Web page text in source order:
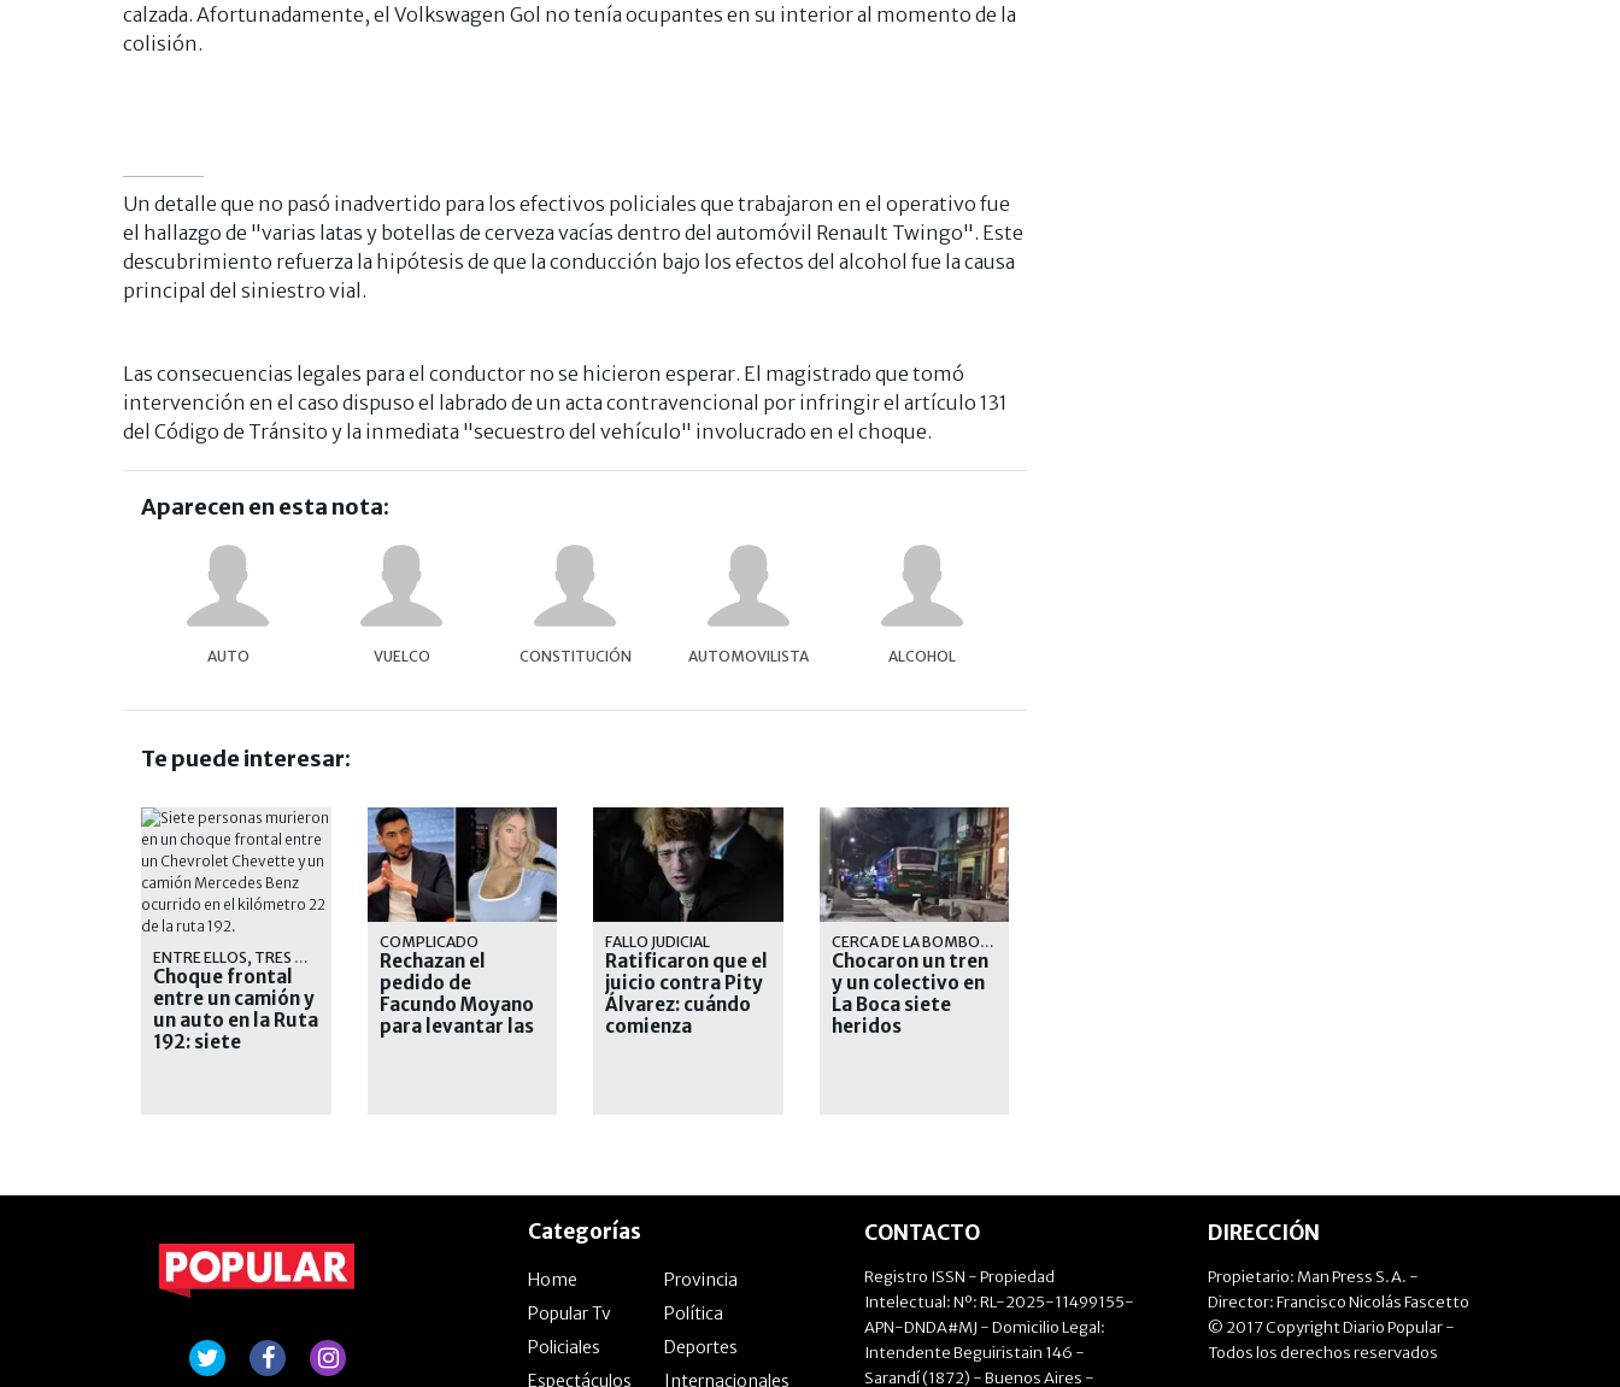
calzada. Afortunadamente, el Volkswagen Gol no tenía ocupantes en su interior al momento de la
colisión.
Un detalle que no pasó inadvertido para los efectivos policiales que trabajaron en el operativo fue
el hallazgo de "varias latas y botellas de cerveza vacías dentro del automóvil Renault Twingo". Este
descubrimiento refuerza la hipótesis de que la conducción bajo los efectos del alcohol fue la causa
principal del siniestro vial.
Las consecuencias legales para el conductor no se hicieron esperar. El magistrado que tomó
intervención en el caso dispuso el labrado de un acta contravencional por infringir el artículo 131
del Código de Tránsito y la inmediata "secuestro del vehículo" involucrado en el choque.
Aparecen en esta nota:
AUTO VUELCO CONSTITUCIÓN AUTOMOVILISTA ALCOHOL
Te puede interesar:
ENTRE ELLOS, TRES MENORES
Choque frontal
entre un camión y
un auto en la Ruta
192: siete
COMPLICADO
Rechazan el
pedido de
Facundo Moyano
para levantar las
FALLO JUDICIAL
Ratificaron que el
juicio contra Pity
Álvarez: cuándo
comienza
CERCA DE LA BOMBONERA
Chocaron un tren
y un colectivo en
La Boca siete
heridos
Categorías
Home
Provincia
Popular Tv
Política
Policiales
Deportes
Espectáculos
Internacionales
CONTACTO
Registro ISSN - Propiedad
Intelectual: Nº: RL-2025-11499155-
APN-DNDA#MJ - Domicilio Legal:
Intendente Beguiristain 146 -
Sarandí (1872) - Buenos Aires -
DIRECCIÓN
Propietario: Man Press S.A. -
Director: Francisco Nicolás Fascetto
© 2017 Copyright Diario Popular -
Todos los derechos reservados